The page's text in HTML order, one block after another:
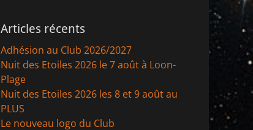
Articles récents
Adhésion au Club 2026/2027
Nuit des Etoiles 2026 le 7 août à Loon-
Plage
Nuit des Etoiles 2026 les 8 et 9 août au
PLUS
Le nouveau logo du Club